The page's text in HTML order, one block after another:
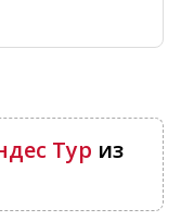
Тур из